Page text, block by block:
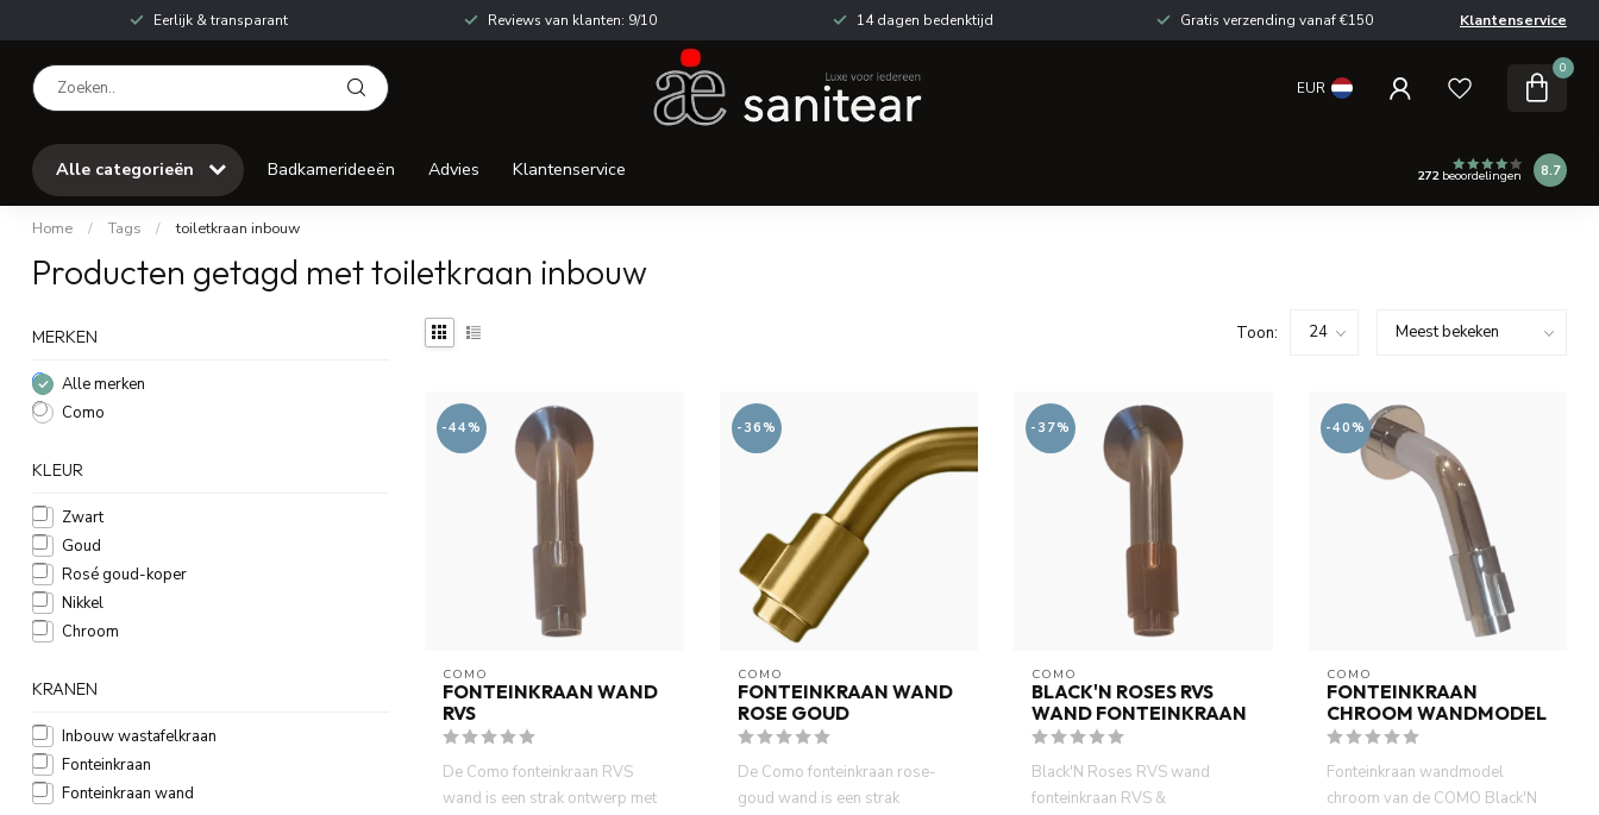
Eerlijk & transparant Reviews van klanten: 9/10 14 dagen bedenktijd Gratis verzending vanaf €150 Klantenservice
EUR
0
Alle categorieën Badkamerideeën Advies Klantenservice 272beoordelingen 8.7
Home / Tags / toiletkraan inbouw
Producten getagd met toiletkraan inbouw
MERKEN
Alle merken
Como
KLEUR
Zwart
Goud
Rosé goud-koper
Nikkel
Chroom
KRANEN
Inbouw wastafelkraan
Fonteinkraan
Fonteinkraan wand
Toon:
-44%
COMO
FONTEINKRAAN WAND
RVS
De Como fonteinkraan RVS
wand is een strak ontwerp met
-36%
COMO
FONTEINKRAAN WAND
ROSE GOUD
De Como fonteinkraan rose-
goud wand is een strak
-37%
COMO
BLACK'N ROSES RVS
WAND FONTEINKRAAN
Black'N Roses RVS wand
fonteinkraan RVS &
-40%
COMO
FONTEINKRAAN
CHROOM WANDMODEL
Fonteinkraan wandmodel
chroom van de COMO Black'N